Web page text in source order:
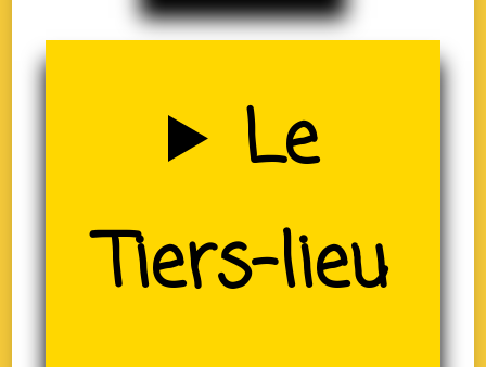
Uzerche
(19)
Le
Tiers-lieu